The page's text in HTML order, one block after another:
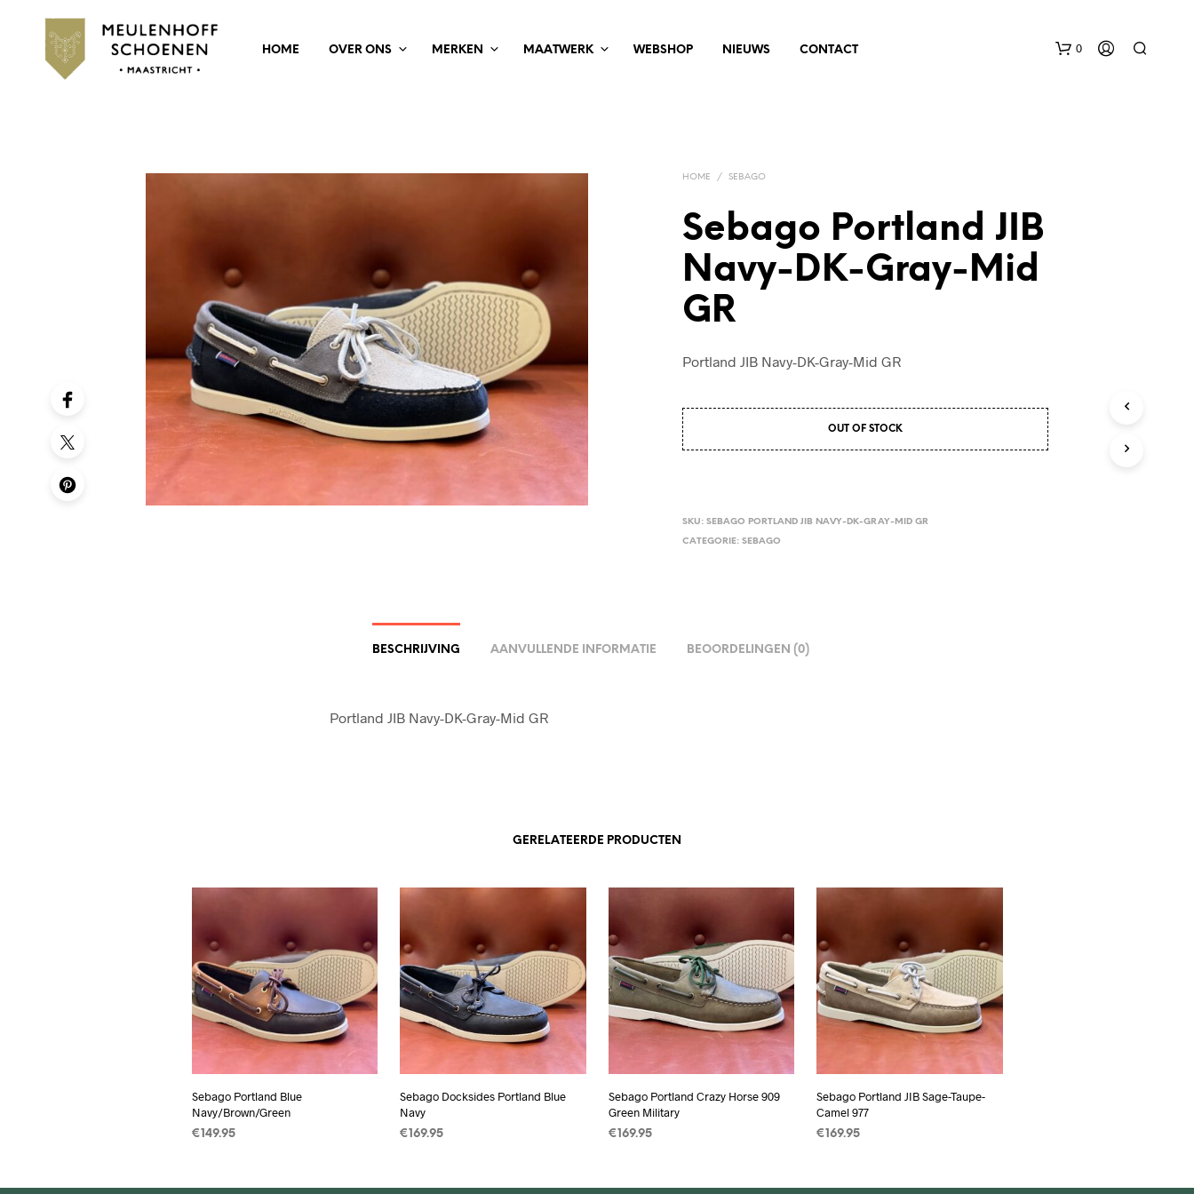
HOME OVER ONS MERKEN MAATWERK WEBSHOP NIEUWS CONTACT 0
HOME / SEBAGO
Sebago Portland JIB
Navy-DK-Gray-Mid
GR
Portland JIB Navy-DK-Gray-Mid GR
OUT OF STOCK
SKU:SEBAGO PORTLAND JIB NAVY-DK-GRAY-MID GR
CATEGORIE:SEBAGO
BESCHRIJVING AANVULLENDE INFORMATIE BEOORDELINGEN (0)
Portland JIB Navy-DK-Gray-Mid GR
GERELATEERDE PRODUCTEN
Sebago Portland Blue
Navy/Brown/Green
€ 149.95
Sebago Docksides Portland Blue
Navy
€ 169.95
Sebago Portland Crazy Horse 909
Green Military
€ 169.95
Sebago Portland JIB Sage-Taupe-
Camel 977
€ 169.95